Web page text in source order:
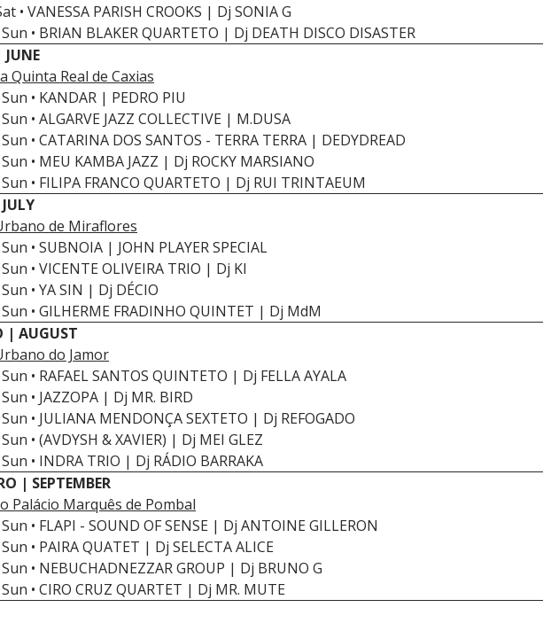
• VANESSA PARISH CROOKS | Dj SONIA G
• BRIAN BLAKER QUARTETO | Dj DEATH DISCO DISASTER
Quinta Real de Caxias
• KANDAR | PEDRO PIU
• ALGARVE JAZZ COLLECTIVE | M.DUSA
• CATARINA DOS SANTOS - TERRA TERRA | DEDYDREAD
• MEU KAMBA JAZZ | Dj ROCKY MARSIANO
• FILIPA FRANCO QUARTETO | Dj RUI TRINTAEUM
de Miraflores
• SUBNOIA | JOHN PLAYER SPECIAL
• VICENTE OLIVEIRA TRIO | Dj KI
• YA SIN | Dj DÉCIO
• GILHERME FRADINHO QUINTET | Dj MdM
| AUGUST
do Jamor
• RAFAEL SANTOS QUINTETO | Dj FELLA AYALA
• JAZZOPA | Dj MR. BIRD
• JULIANA MENDONÇA SEXTETO | Dj REFOGADO
• (AVDYSH & XAVIER) | Dj MEI GLEZ
• INDRA TRIO | Dj RÁDIO BARRAKA
| SEPTEMBER
Palácio Marquês de Pombal
• FLAPI - SOUND OF SENSE | Dj ANTOINE GILLERON
• PAIRA QUATET | Dj SELECTA ALICE
• NEBUCHADNEZZAR GROUP | Dj BRUNO G
• CIRO CRUZ QUARTET | Dj MR. MUTE